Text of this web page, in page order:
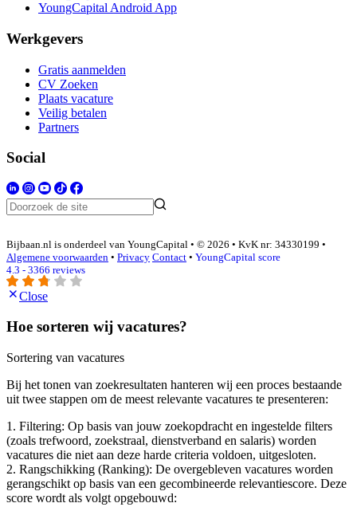
YoungCapital Android App
Werkgevers
Gratis aanmelden
CV Zoeken
Plaats vacature
Veilig betalen
Partners
Social
Bijbaan.nl is onderdeel van YoungCapital • © 2026 • KvK nr: 34330199 •
Algemene voorwaarden • Privacy Contact • YoungCapital score
4.3 - 3366 reviews
Close
Hoe sorteren wij vacatures?
Sortering van vacatures
Bij het tonen van zoekresultaten hanteren wij een proces bestaande
uit twee stappen om de meest relevante vacatures te presenteren:
1. Filtering: Op basis van jouw zoekopdracht en ingestelde filters
(zoals trefwoord, zoekstraal, dienstverband en salaris) worden
vacatures die niet aan deze harde criteria voldoen, uitgesloten.
2. Rangschikking (Ranking): De overgebleven vacatures worden
gerangschikt op basis van een gecombineerde relevantiescore. Deze
score wordt als volgt opgebouwd: